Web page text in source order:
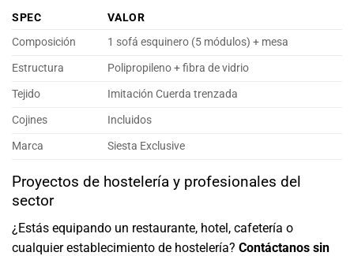
SPEC
VALOR
Composición
1 sofá esquinero (5 módulos) + mesa
Estructura
Polipropileno + fibra de vidrio
Tejido
Imitación Cuerda trenzada
Cojines
Incluidos
Marca
Siesta Exclusive
Proyectos de hostelería y profesionales del
sector
¿Estás equipando un restaurante, hotel, cafetería o
cualquier establecimiento de hostelería? Contáctanos sin